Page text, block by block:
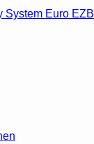
System Euro EZB